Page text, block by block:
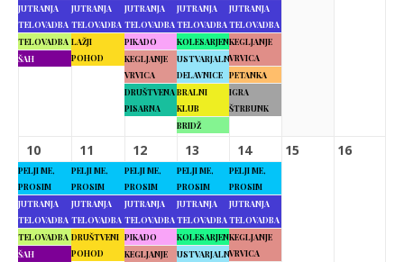
JUTRANJA
TELOVADBA
TELOVADBA
ŠAH
JUTRANJA
TELOVADBA
LAŽJI
POHOD
JUTRANJA
TELOVADBA
PIKADO
KEGLJANJE
VRVICA
DRUŠTVENA
PISARNA
JUTRANJA
TELOVADBA
KOLESARJENJE
USTVARJALNE
DELAVNICE
BRALNI
KLUB
BRIDŽ
JUTRANJA
TELOVADBA
KEGLJANJE
VRVICA
PETANKA
IGRA
ŠTRBUNK
10
PELJI ME,
PROSIM
JUTRANJA
TELOVADBA
TELOVADBA
ŠAH
11
PELJI ME,
PROSIM
JUTRANJA
TELOVADBA
DRUŠTVENI
POHOD
12
PELJI ME,
PROSIM
JUTRANJA
TELOVADBA
PIKADO
KEGLJANJE
13
PELJI ME,
PROSIM
JUTRANJA
TELOVADBA
KOLESARJENJE
USTVARJALNE
14
PELJI ME,
PROSIM
JUTRANJA
TELOVADBA
KEGLJANJE
VRVICA
15 16